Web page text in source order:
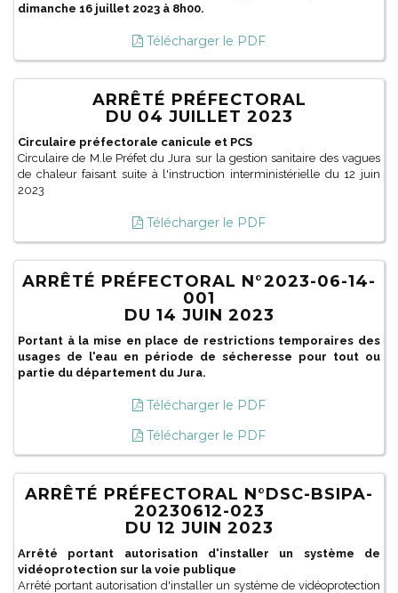
dimanche 16 juillet 2023 à 8h00.
Télécharger le PDF
ARRÊTÉ PRÉFECTORAL
DU 04 JUILLET 2023
Circulaire préfectorale canicule et PCS
Circulaire de M.le Préfet du Jura sur la gestion sanitaire des vagues
de chaleur faisant suite à l'instruction interministérielle du 12 juin
2023
Télécharger le PDF
ARRÊTÉ PRÉFECTORAL N°2023-06-14-
001
DU 14 JUIN 2023
Portant à la mise en place de restrictions temporaires des
usages de l'eau en période de sécheresse pour tout ou
partie du département du Jura.
Télécharger le PDF
Télécharger le PDF
ARRÊTÉ PRÉFECTORAL N°DSC-BSIPA-
20230612-023
DU 12 JUIN 2023
Arrêté portant autorisation d'installer un système de
vidéoprotection sur la voie publique
Arrêté portant autorisation d'installer un système de vidéoprotection